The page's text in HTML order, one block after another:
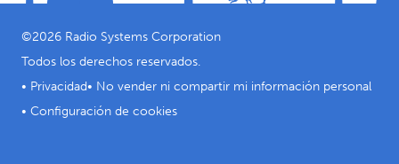
©2026 Radio Systems Corporation
Todos los derechos reservados.
• Privacidad• No vender ni compartir mi información personal
• Configuración de cookies